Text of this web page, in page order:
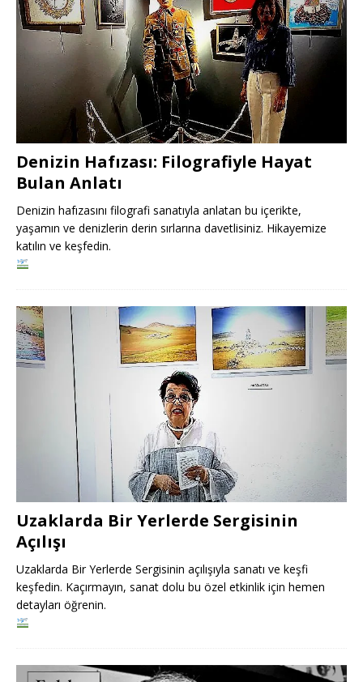
Denizin Hafızası: Filografiyle Hayat
Bulan Anlatı
Denizin hafızasını filografi sanatıyla anlatan bu içerikte,
yaşamın ve denizlerin derin sırlarına davetlisiniz. Hikayemize
katılın ve keşfedin.
Uzaklarda Bir Yerlerde Sergisinin
Açılışı
Uzaklarda Bir Yerlerde Sergisinin açılışıyla sanatı ve keşfi
keşfedin. Kaçırmayın, sanat dolu bu özel etkinlik için hemen
detayları öğrenin.